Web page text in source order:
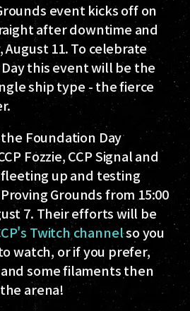
event kicks off on
after downtime and
11. To celebrate
this event will be the
ship type - the fierce
Foundation Day
Fozzie, CCP Signal and
fleeting up and testing
Grounds from15:00
7. Their efforts will be
Twitch channelso you
watch, or if you prefer,
some filaments then
arena!